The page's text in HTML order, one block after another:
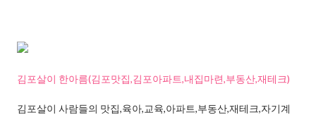
김포살이 한아름(김포맛집,김포아파트,내집마련,부동산,재테크)
김포살이 사람들의 맛집,육아,교육,아파트,부동산,재테크,자기계